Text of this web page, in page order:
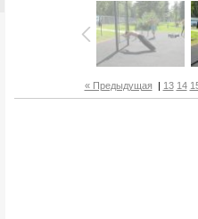
« Предыдущая | 13 14